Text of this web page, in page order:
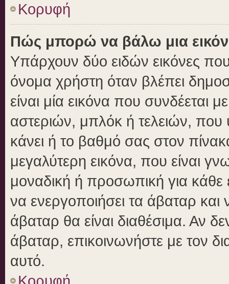
Κορυφή
Πώς μπορώ να βάλω μια
Υπάρχουν δύο ειδών εικόνες
όνομα χρήστη όταν βλέπει
είναι μία εικόνα που
αστεριών, μπλόκ ή τελειών, που
κάνει ή το βαθμό σας στον
μεγαλύτερη εικόνα, που είναι
μοναδική ή προσωπική για κάθε
να ενεργοποιήσει τα άβαταρ και
άβαταρ θα είναι διαθέσιμα. Αν
άβαταρ, επικοινωνήστε με τον
αυτό.